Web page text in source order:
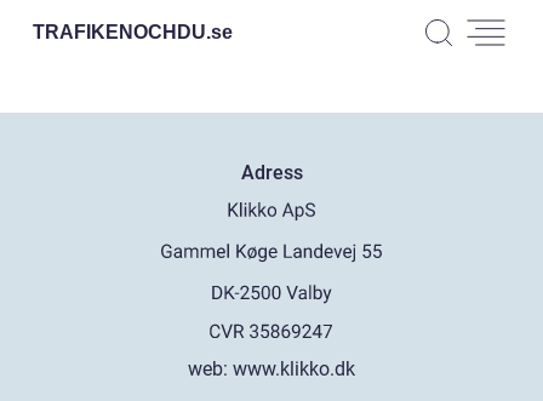
TRAFIKENOCHDU.se
Adress
web: www.klikko.dk